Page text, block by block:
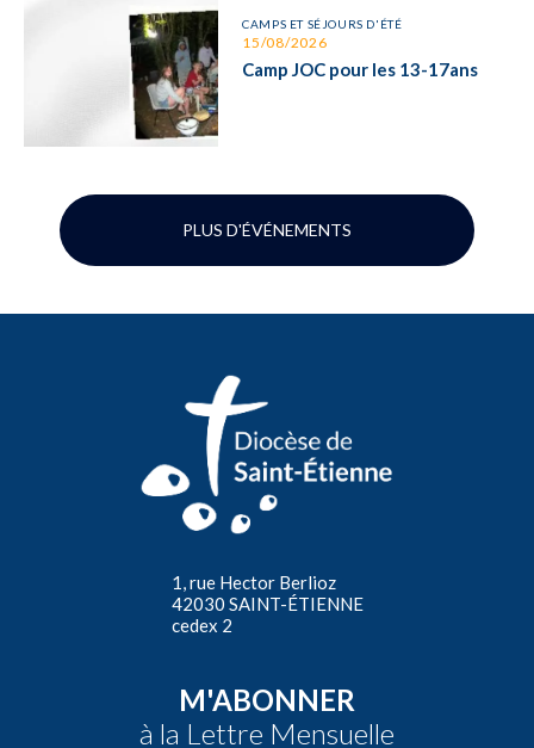
PLUS D'ÉVÉNEMENTS
CAMPS ET SÉJOURS D'ÉTÉ
15/08/2026
Camp JOC pour les 13-17ans
1, rue Hector Berlioz
42030 SAINT-ÉTIENNE
cedex 2
M'ABONNER
à la Lettre Mensuelle